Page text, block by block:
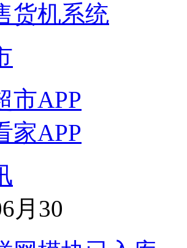
货机系统
市APP
家APP
月 30